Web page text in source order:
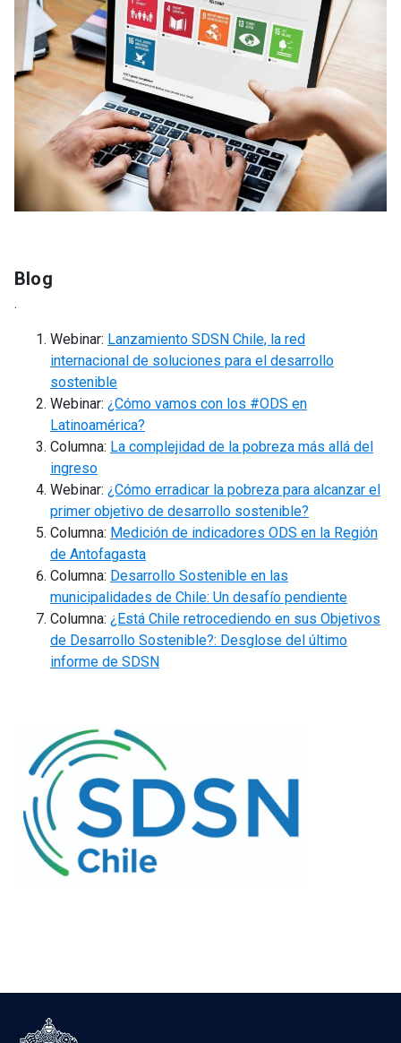
Blog
.
Webinar: Lanzamiento SDSN Chile, la red
internacional de soluciones para el desarrollo
sostenible
Webinar: ¿Cómo vamos con los #ODS en
Latinoamérica?
Columna: La complejidad de la pobreza más allá del
ingreso
Webinar: ¿Cómo erradicar la pobreza para alcanzar el
primer objetivo de desarrollo sostenible?
Columna: Medición de indicadores ODS en la Región
de Antofagasta
Columna: Desarrollo Sostenible en las
municipalidades de Chile: Un desafío pendiente
Columna: ¿Está Chile retrocediendo en sus Objetivos
de Desarrollo Sostenible?: Desglose del último
informe de SDSN